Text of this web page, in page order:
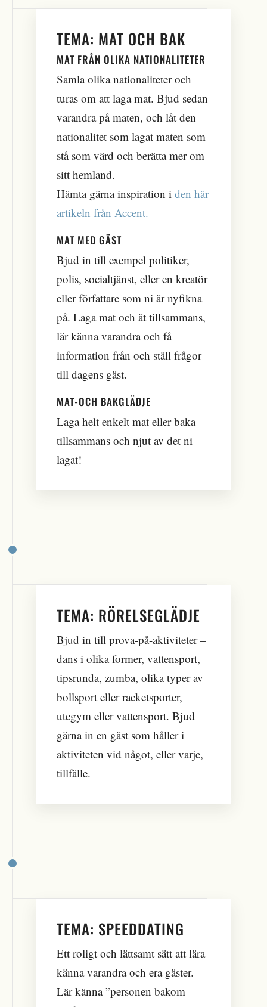
TEMA: MAT OCH BAK
MAT FRÅN OLIKA NATIONALITETER
Samla olika nationaliteter och
turas om att laga mat. Bjud sedan
varandra på maten, och låt den
nationalitet som lagat maten som
stå som värd och berätta mer om
sitt hemland.
Hämta gärna inspiration i den här
artikeln från Accent.
MAT MED GÄST
Bjud in till exempel politiker,
polis, socialtjänst, eller en kreatör
eller författare som ni är nyfikna
på. Laga mat och ät tillsammans,
lär känna varandra och få
information från och ställ frågor
till dagens gäst.
MAT-OCH BAKGLÄDJE
Laga helt enkelt mat eller baka
tillsammans och njut av det ni
lagat!
TEMA: RÖRELSEGLÄDJE
Bjud in till prova-på-aktiviteter –
dans i olika former, vattensport,
tipsrunda, zumba, olika typer av
bollsport eller racketsporter,
utegym eller vattensport. Bjud
gärna in en gäst som håller i
aktiviteten vid något, eller varje,
tillfälle.
TEMA: SPEEDDATING
Ett roligt och lättsamt sätt att lära
känna varandra och era gäster.
Lär känna ”personen bakom